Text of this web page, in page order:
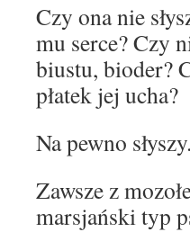
Czy ona nie
mu serce? Czy
biustu, bioder?
płatek jej ucha?
Na pewno
Zawsze z
marsjański typ